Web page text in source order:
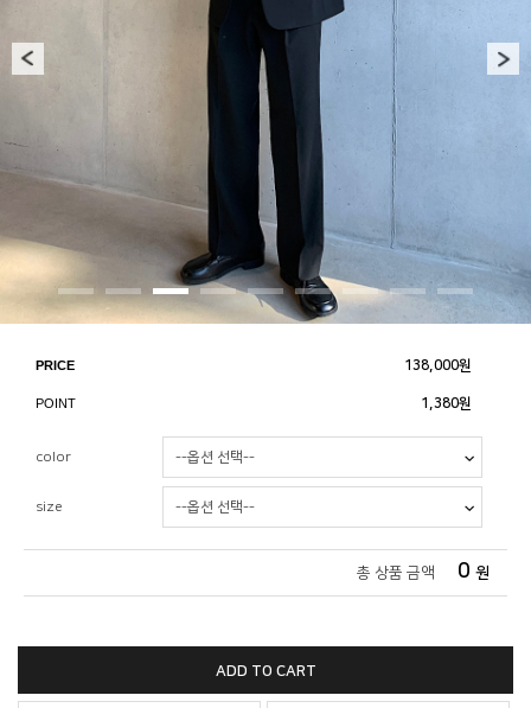
PRICE 138,000원
POINT 1,380원
color
size
총 상품 금액 0 원
ADD TO CART